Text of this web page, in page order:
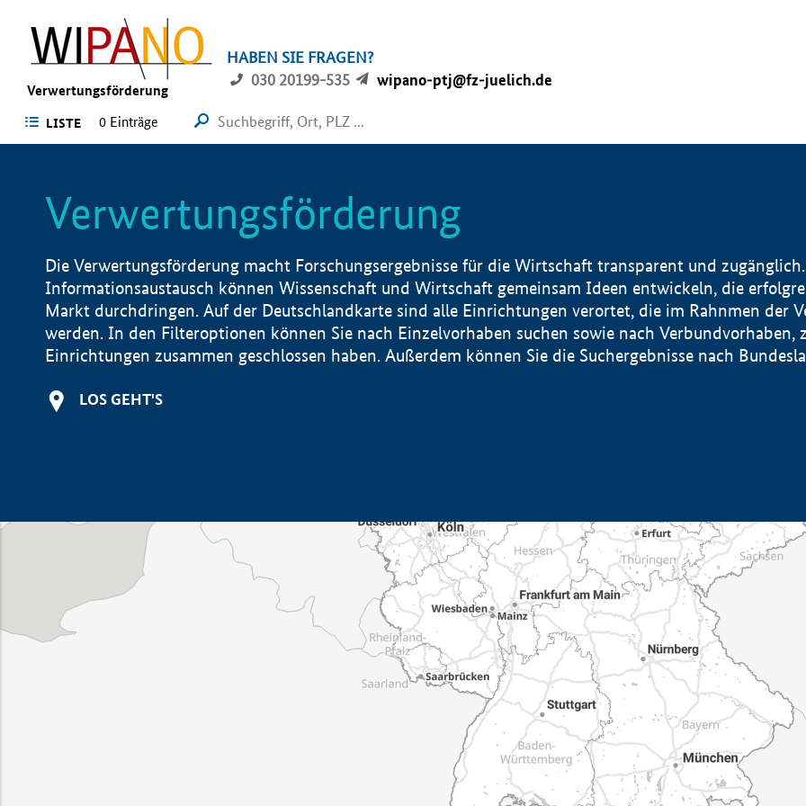
Verwertungsförderung
HABEN SIE FRAGEN?
030 20199-535
wipano-ptj@fz-juelich.de
LISTE 0 Einträge
Verwertungsförderung
Die Verwertungsförderung macht Forschungsergebnisse für die Wirtschaft transparent und
Informationsaustausch können Wissenschaft und Wirtschaft gemeinsam Ideen entwickeln, die
Markt durchdringen. Auf der Deutschlandkarte sind alle Einrichtungen verortet, die im Rahnmen der
werden. In den Filteroptionen können Sie nach Einzelvorhaben suchen sowie nach Verbundvorhaben,
Einrichtungen zusammen geschlossen haben. Außerdem können Sie die Suchergebnisse nach
LOS GEHT'S